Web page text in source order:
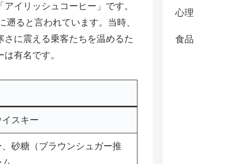
イリッシュコーヒー」です。
ると言われています。当時、
に震える乗客たちを温めるた
有名です。
スキー
砂糖（ブラウンシュガー推
心理
食品